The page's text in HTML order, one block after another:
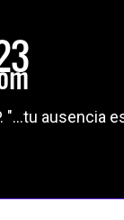
"...tu ausencia